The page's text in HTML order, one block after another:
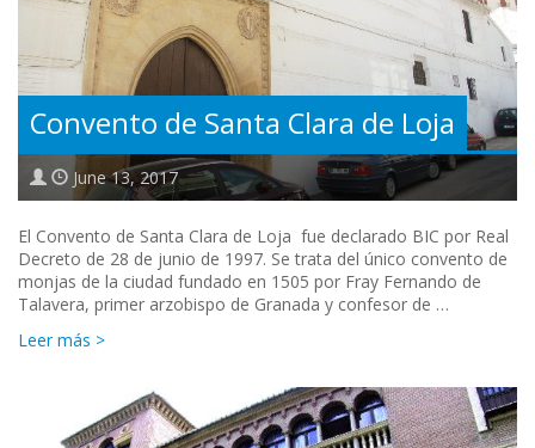
Convento de Santa Clara de Loja
June 13, 2017
El Convento de Santa Clara de Loja fue declarado BIC por Real
Decreto de 28 de junio de 1997. Se trata del único convento de
monjas de la ciudad fundado en 1505 por Fray Fernando de
Talavera, primer arzobispo de Granada y confesor de …
Leer más >